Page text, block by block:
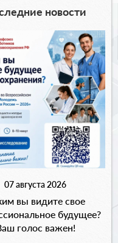
новости
07 августа 2026
вы видите свое
будущее?
голос важен!